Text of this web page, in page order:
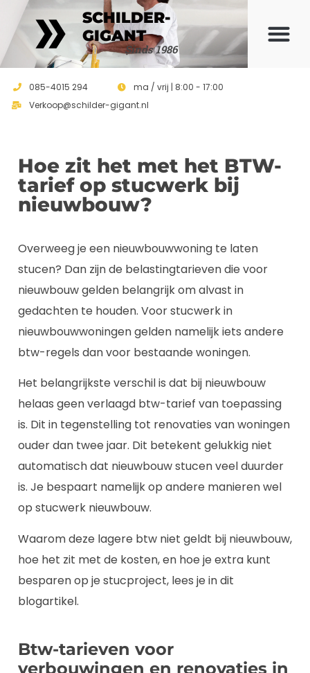
SCHILDER-
GIGANT
Sinds 1986
085-4015 294
ma / vrij | 8:00 - 17:00
Verkoop@schilder-gigant.nl
Hoe zit het met het BTW-
tarief op stucwerk bij
nieuwbouw?
Overweeg je een nieuwbouwwoning te laten
stucen? Dan zijn de belastingtarieven die voor
nieuwbouw gelden belangrijk om alvast in
gedachten te houden. Voor stucwerk in
nieuwbouwwoningen gelden namelijk iets andere
btw-regels dan voor bestaande woningen.
Het belangrijkste verschil is dat bij nieuwbouw
helaas geen verlaagd btw-tarief van toepassing
is. Dit in tegenstelling tot renovaties van woningen
ouder dan twee jaar. Dit betekent gelukkig niet
automatisch dat nieuwbouw stucen veel duurder
is. Je bespaart namelijk op andere manieren wel
op stucwerk nieuwbouw.
Waarom deze lagere btw niet geldt bij nieuwbouw,
hoe het zit met de kosten, en hoe je extra kunt
besparen op je stucproject, lees je in dit
blogartikel.
Btw-tarieven voor
verbouwingen en renovaties in